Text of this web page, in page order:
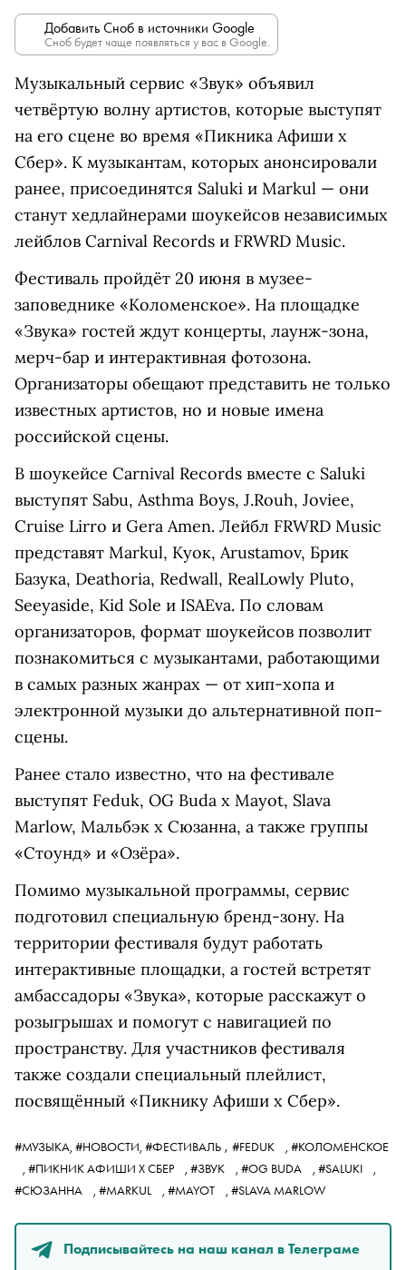
Добавить Сноб в источники Google
Сноб будет чаще появляться у вас в Google.
Музыкальный сервис «Звук» объявил
четвёртую волну артистов, которые выступят
на его сцене во время «Пикника Афиши x
Сбер». К музыкантам, которых анонсировали
ранее, присоединятся Saluki и Markul — они
станут хедлайнерами шоукейсов независимых
лейблов Carnival Records и FRWRD Music.
Фестиваль пройдёт 20 июня в музее-
заповеднике «Коломенское». На площадке
«Звука» гостей ждут концерты, лаунж-зона,
мерч-бар и интерактивная фотозона.
Организаторы обещают представить не только
известных артистов, но и новые имена
российской сцены.
В шоукейсе Carnival Records вместе с Saluki
выступят Sabu, Asthma Boys, J.Rouh, Joviee,
Cruise Lirro и Gera Amen. Лейбл FRWRD Music
представят Markul, Куок, Arustamov, Брик
Базука, Deathoria, Redwall, RealLowly Pluto,
Seeyaside, Kid Sole и ISAEva. По словам
организаторов, формат шоукейсов позволит
познакомиться с музыкантами, работающими
в самых разных жанрах — от хип-хопа и
электронной музыки до альтернативной поп-
сцены.
Ранее стало известно, что на фестивале
выступят Feduk, OG Buda x Mayot, Slava
Marlow, Мальбэк х Сюзанна, а также группы
«Стоунд» и «Озёра».
Помимо музыкальной программы, сервис
подготовил специальную бренд-зону. На
территории фестиваля будут работать
интерактивные площадки, а гостей встретят
амбассадоры «Звука», которые расскажут о
розыгрышах и помогут с навигацией по
пространству. Для участников фестиваля
также создали специальный плейлист,
посвящённый «Пикнику Афиши x Сбер».
#МУЗЫКА, #НОВОСТИ, #ФЕСТИВАЛЬ , #FEDUK , #КОЛОМЕНСКОЕ
, #ПИКНИК АФИШИ X СБЕР , #ЗВУК , #OG BUDA , #SALUKI
,
#СЮЗАННА
, #MARKUL , #MAYOT , #SLAVA MARLOW
Подписывайтесь на наш канал в Телеграме